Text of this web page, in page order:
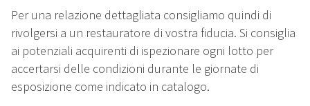
Per una relazione dettagliata consigliamo quindi di
rivolgersi a un restauratore di vostra fiducia. Si consiglia
ai potenziali acquirenti di ispezionare ogni lotto per
accertarsi delle condizioni durante le giornate di
esposizione come indicato in catalogo.